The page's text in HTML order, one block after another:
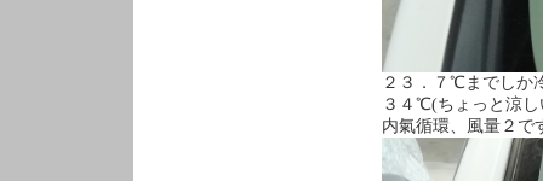
２３．７℃までしか
３４℃(ちょっと涼
内氣循環、風量２で